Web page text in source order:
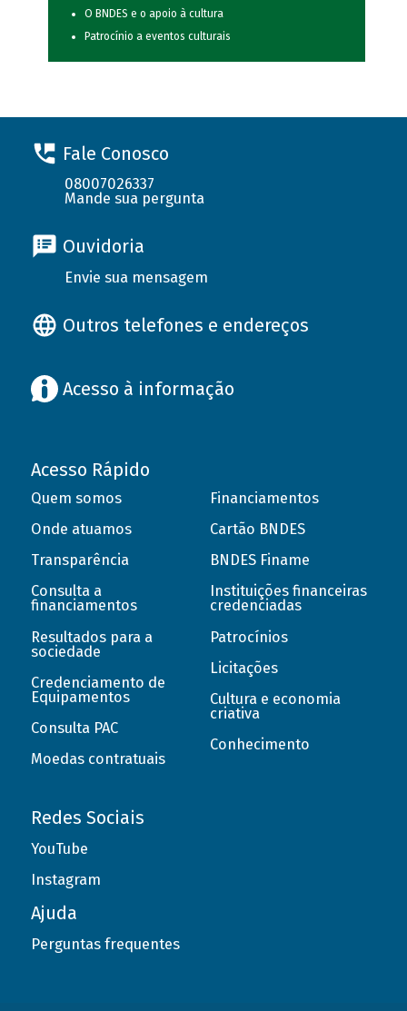
O BNDES e o apoio à cultura
Patrocínio a eventos culturais
Fale Conosco
08007026337
Mande sua pergunta
Ouvidoria
Envie sua mensagem
Outros telefones e endereços
Acesso à informação
Acesso Rápido
Quem somos
Onde atuamos
Transparência
Consulta a
financiamentos
Resultados para a
sociedade
Credenciamento de
Equipamentos
Consulta PAC
Moedas contratuais
Financiamentos
Cartão BNDES
BNDES Finame
Instituições financeiras
credenciadas
Patrocínios
Licitações
Cultura e economia
criativa
Conhecimento
Redes Sociais
YouTube
Instagram
Ajuda
Perguntas frequentes